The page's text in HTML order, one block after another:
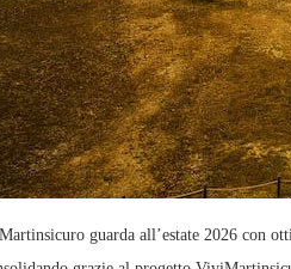
guarda all’estate 2026 con